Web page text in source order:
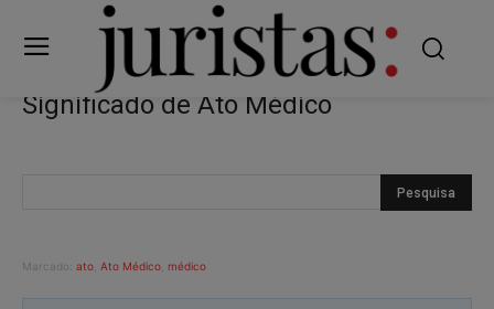
Significado de Ato Médico
Marcado: ato Ato Médico médico